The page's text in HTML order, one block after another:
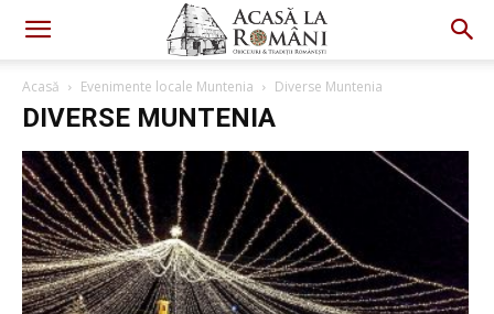
Acasă Evenimente locale Muntenia Diverse Muntenia
DIVERSE MUNTENIA